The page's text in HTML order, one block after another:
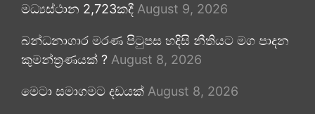
මධ්‍යස්ථාන 2,723කදී August 9, 2026
බන්ධනාගාර මරණ පිටුපස හදිසි නීතියට මග පාදන
කුමන්ත්‍රණයක් ? August 8, 2026
මෙටා සමාගමට දඩයක් August 8, 2026